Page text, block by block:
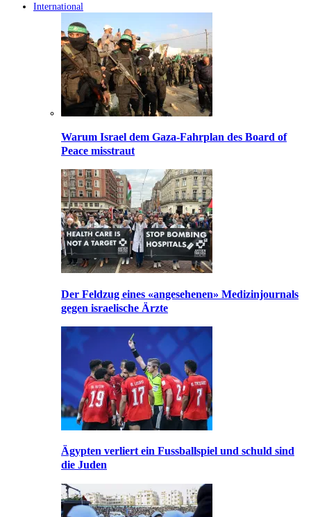
International
Warum Israel dem Gaza-Fahrplan des Board of
Peace misstraut
Der Feldzug eines «angesehenen» Medizinjournals
gegen israelische Ärzte
Ägypten verliert ein Fussballspiel und schuld sind
die Juden